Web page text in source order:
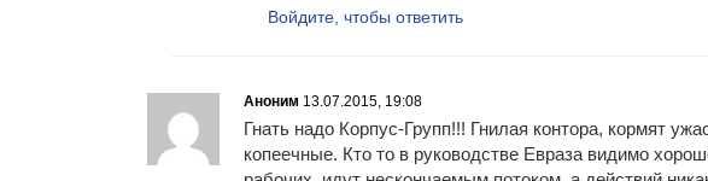
Войдите, чтобы ответить
Аноним 13.07.2015, 19:08
Гнать надо Корпус-Групп!!! Гнилая контора, кормят
копеечные. Кто то в руководстве Евраза видимо